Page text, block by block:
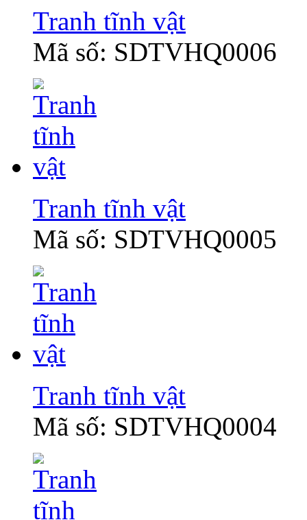
Tranh tĩnh vật
Mã số: SDTVHQ0006
Tranh tĩnh vật
Mã số: SDTVHQ0005
Tranh tĩnh vật
Mã số: SDTVHQ0004